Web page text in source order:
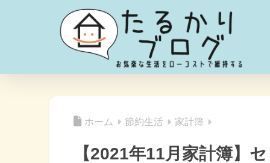
ホーム 節約生活 家計簿
【2021年11月家計簿】